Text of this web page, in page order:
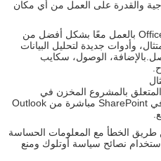
والقدرة على العمل من أي مكان
يسمح لك Office Professional Plus 2013 بالعمل معًا بشكل أفضل من
وأدوات جديدة لتحليل البيانات
الوصول، سكايب
المتعلق بالمشروع المخزن في
Exchange والمستندات المخزنة في SharePoint مباشرة من Outlook
طريق الخطأ مع المعلومات الحساسة
نصائح سياسة أوتلوك ومنع